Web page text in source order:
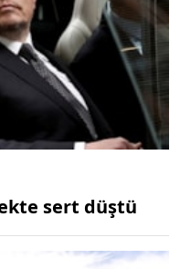
sert düştü